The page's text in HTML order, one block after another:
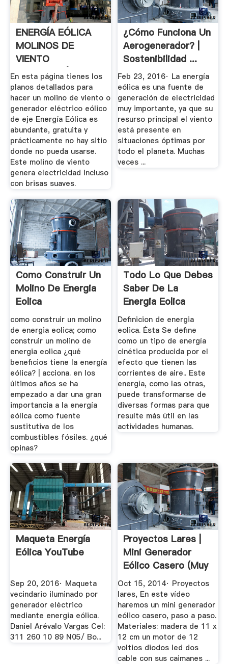
ENERGÍA EÓLICA
MOLINOS DE
VIENTO
PRODUCCIÓN DE ...
En esta página tienes los
planos detallados para
hacer un molino de viento o
generador eléctrico eólico
de eje Energía Eólica es
abundante, gratuita y
prácticamente no hay sitio
donde no pueda usarse.
Este molino de viento
genera electricidad incluso
con brisas suaves.
¿Cómo Funciona Un
Aerogenerador? |
Sostenibilidad ...
Feb 23, 2016· La energía
eólica es una fuente de
generación de electricidad
muy importante, ya que su
resurso principal el viento
está presente en
situaciones óptimas por
todo el planeta. Muchas
veces ...
Como Construir Un
Molino De Energia
Eolica
como construir un molino
de energia eolica; como
construir un molino de
energia eolica ¿qué
beneficios tiene la energía
eólica? | acciona. en los
últimos años se ha
empezado a dar una gran
importancia a la energía
eólica como fuente
sustitutiva de los
combustibles fósiles. ¿qué
opinas?
Todo Lo Que Debes
Saber De La
Energia Eolica
Definicion de energia
eolica. Ésta Se define
como un tipo de energía
cinética producida por el
efecto que tienen las
corrientes de aire.. Este
energía, como las otras,
puede transformarse de
diversas formas para que
resulte más útil en las
actividades humanas.
Maqueta Energía
Eólica YouTube
Sep 20, 2016· Maqueta
vecindario iluminado por
generador eléctrico
mediante energia eólica.
Daniel Arévalo Vargas Cel:
311 260 10 89 N05/ Bo...
Proyectos Lares |
Mini Generador
Eólico Casero (muy
...
Oct 15, 2014· Proyectos
lares, En este vídeo
haremos un mini generador
eólico casero, paso a paso.
Materiales: madera de 11 x
12 cm un motor de 12
voltios diodos led dos
cable con sus caimanes ...